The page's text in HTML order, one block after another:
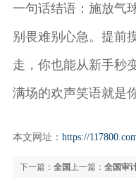
一句话结语：施放气
别畏难别心急。提前
走，你也能从新手秒
满场的欢声笑语就是
本文网址： https://
上一篇：全国审
下一篇： 全国